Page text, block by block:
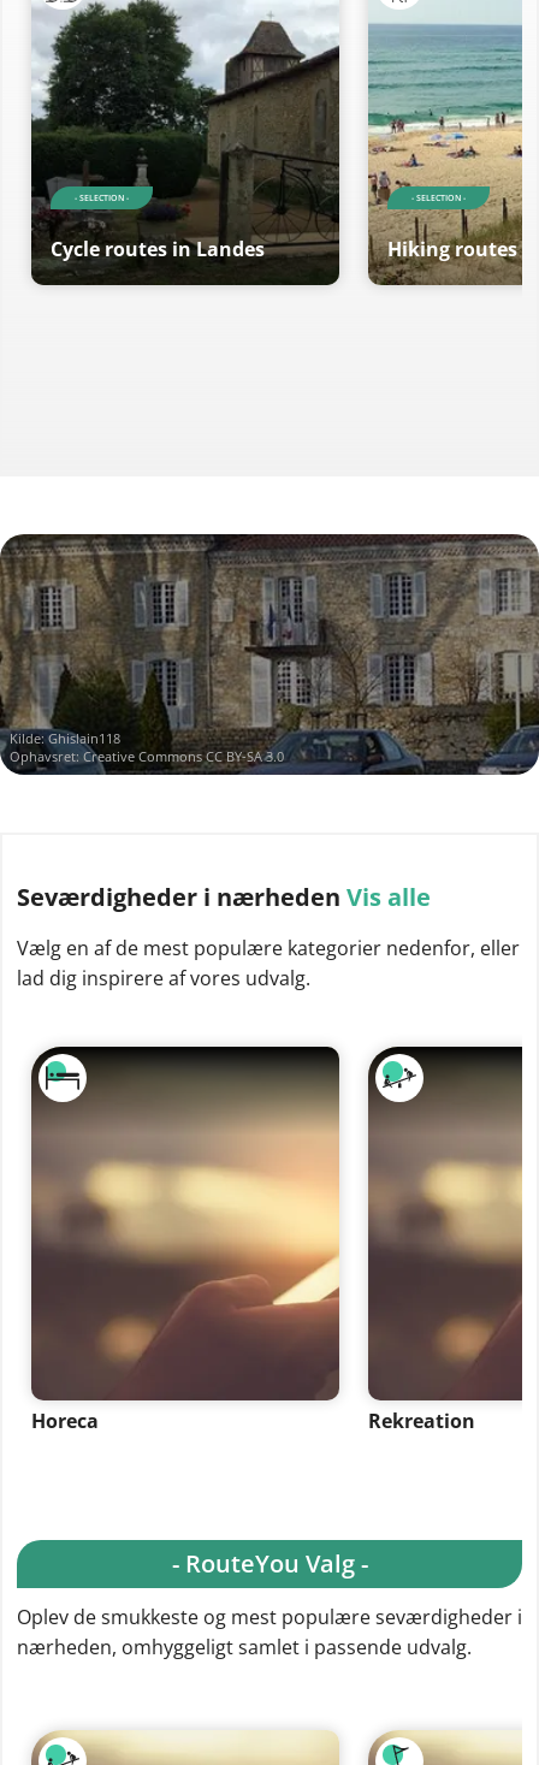
- SELECTION -
Cycle routes in Landes
- SELECTION -
Hiking routes
Kilde: Ghislain118
Ophavsret: Creative Commons CC BY-SA 3.0
Seværdigheder i nærheden Vis alle
Vælg en af de mest populære kategorier nedenfor, eller
lad dig inspirere af vores udvalg.
Horeca Rekreation
- RouteYou Valg -
Oplev de smukkeste og mest populære seværdigheder i
nærheden, omhyggeligt samlet i passende udvalg.